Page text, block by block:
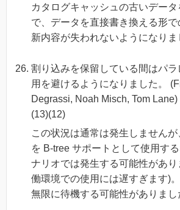
カタログキャッシュの古いデータ
で、データを直接書き換える形
新内容が失われないようになりま
割り込みを保留している間はパ
用を避けるようになりました。
Degrassi, Noah Misch, Tom
(13)(12)
この状況は通常は発生しません
を B-tree サポートとして使用す
ナリオでは発生する可能性があ
働環境での使用には遅すぎます)
無限に待機する可能性がありまし